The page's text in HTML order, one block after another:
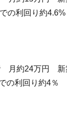
の利回り約4.6%
約24万円 新
の利回り約4％